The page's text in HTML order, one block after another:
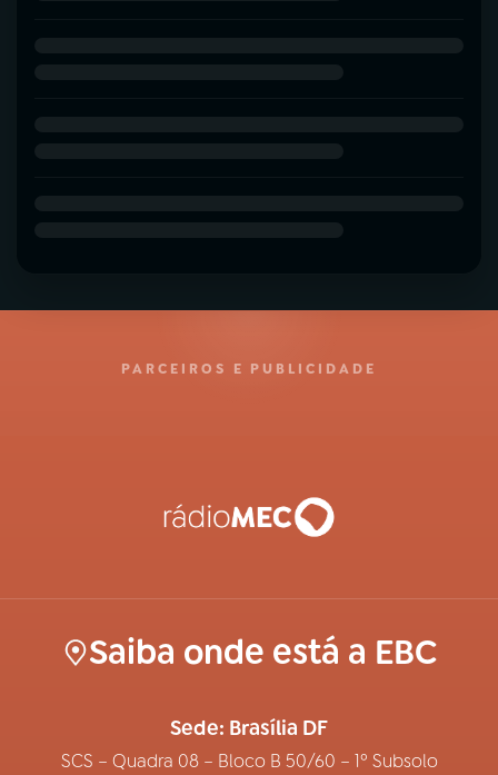
PARCEIROS E PUBLICIDADE
Saiba onde está a EBC
Sede: Brasília DF
SCS – Quadra 08 – Bloco B 50/60 – 1º Subsolo